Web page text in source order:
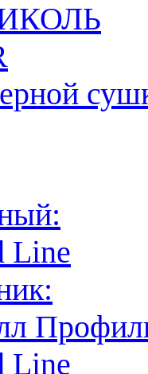
Line
Line